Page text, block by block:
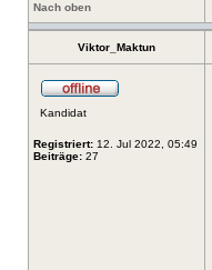
Nach oben
Viktor_Maktun
Kandidat
Registriert: 12. Jul 2022, 05:49
Beiträge: 27